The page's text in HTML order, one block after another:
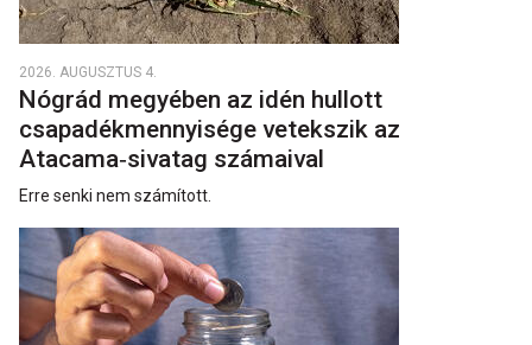
2026. AUGUSZTUS 4.
Nógrád megyében az idén hullott
csapadékmennyisége vetekszik az
Atacama‑sivatag számaival
Erre senki nem számított.